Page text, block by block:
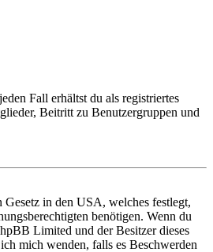
Fall erhältst du als registriertes
Beitritt zu Benutzergruppen und
in den USA, welches festlegt,
benötigen. Wenn du
Limited und der Besitzer dieses
mich wenden, falls es Beschwerden